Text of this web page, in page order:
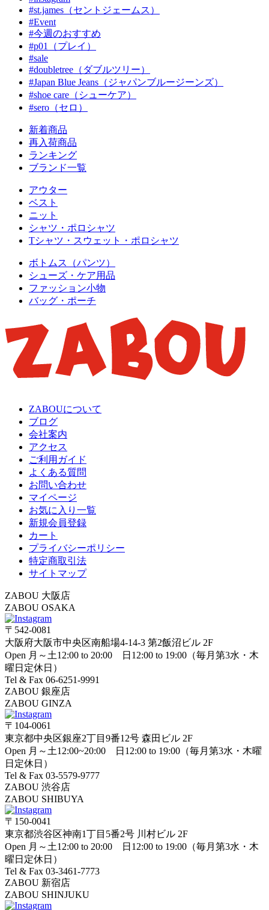
#st.james（セントジェームス）
#Event
#今週のおすすめ
#p01（プレイ）
#sale
#doubletree（ダブルツリー）
#Japan Blue Jeans（ジャパンブルージーンズ）
#shoe care（シューケア）
#sero（セロ）
新着商品
再入荷商品
ランキング
ブランド一覧
アウター
ベスト
ニット
シャツ・ポロシャツ
Tシャツ・スウェット・ポロシャツ
ボトムス（パンツ）
シューズ・ケア用品
ファッション小物
バッグ・ポーチ
ZABOUについて
ブログ
会社案内
アクセス
ご利用ガイド
よくある質問
お問い合わせ
マイページ
お気に入り一覧
新規会員登録
カート
プライバシーポリシー
特定商取引法
サイトマップ
ZABOU 大阪店
ZABOU OSAKA
〒542-0081
大阪府大阪市中央区南船場4-14-3 第2飯沼ビル 2F
Open 月～土12:00 to 20:00 日12:00 to 19:00（毎月第3水・木
曜日定休日）
Tel & Fax 06-6251-9991
ZABOU 銀座店
ZABOU GINZA
〒104-0061
東京都中央区銀座2丁目9番12号 森田ビル 2F
Open 月～土12:00~20:00 日12:00 to 19:00（毎月第3水・木曜
日定休日）
Tel & Fax 03-5579-9777
ZABOU 渋谷店
ZABOU SHIBUYA
〒150-0041
東京都渋谷区神南1丁目5番2号 川村ビル 2F
Open 月～土12:00 to 20:00 日12:00 to 19:00（毎月第3水・木
曜日定休日）
Tel & Fax 03-3461-7773
ZABOU 新宿店
ZABOU SHINJUKU